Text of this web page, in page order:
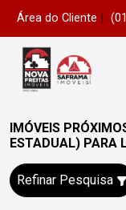
Área do Cliente
IMÓVEIS
ESTADUAL) PARA
Refinar Pesquisa